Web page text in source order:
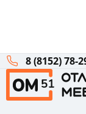
8 (8152) 78-